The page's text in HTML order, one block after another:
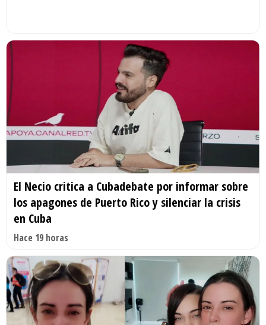
El Necio critica a Cubadebate por informar sobre
los apagones de Puerto Rico y silenciar la crisis
en Cuba
Hace 19 horas